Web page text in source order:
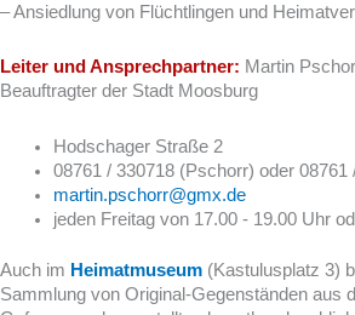
– Ansiedlung von Flüchtlingen und
Leiter und Ansprechpartner: Martin
Beauftragter der Stadt Moosburg
Hodschager Straße 2
08761 / 330718​ (Pschorr) oder 08761
martin.pschorr@gmx.de
jeden Freitag von 17.00 - 19.00 Uhr
Auch im Heimatmuseum (Kastulusplatz 3)
Sammlung von Original-Gegenständen aus